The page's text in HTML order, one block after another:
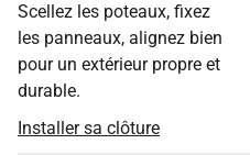
Scellez les poteaux, fixez
les panneaux, alignez bien
pour un extérieur propre et
durable.
Installer sa clôture